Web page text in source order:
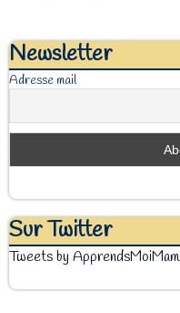
Newsletter
Adresse mail
Sur Twitter
Tweets by ApprendsMoiMam